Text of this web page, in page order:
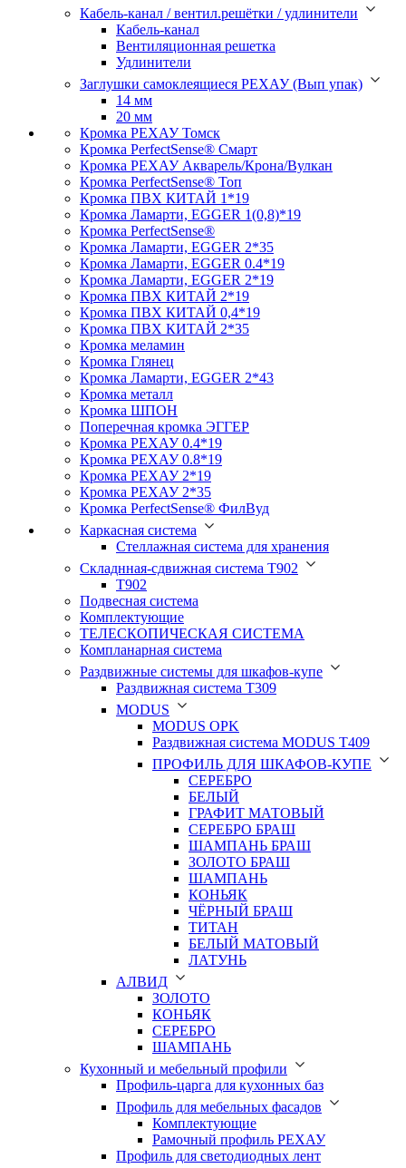
Кабель-канал / вентил.решётки / удлинители
Кабель-канал
Вентиляционная решетка
Удлинители
Заглушки самоклеящиеся РЕХАУ (Вып упак)
14 мм
20 мм
Кромка PЕХАУ Томск
Кромка PerfectSense® Смарт
Кромка PЕХАУ Акварель/Крона/Вулкан
Кромка PerfectSense® Топ
Кромка ПВХ КИТАЙ 1*19
Кромка Ламарти, EGGER 1(0,8)*19
Кромка PerfectSense®
Кромка Ламарти, EGGER 2*35
Кромка Ламарти, EGGER 0.4*19
Кромка Ламарти, EGGER 2*19
Кромка ПВХ КИТАЙ 2*19
Кромка ПВХ КИТАЙ 0,4*19
Кромка ПВХ КИТАЙ 2*35
Кромка меламин
Кромка Глянец
Кромка Ламарти, EGGER 2*43
Кромка металл
Кромка ШПОН
Поперечная кромка ЭГГЕР
Кромка PЕХАУ 0.4*19
Кромка PЕХАУ 0.8*19
Кромка PЕХАУ 2*19
Кромка PЕХАУ 2*35
Кромка PerfectSense® ФилВуд
Каркасная система
Стеллажная система для хранения
Складнная-сдвижная система Т902
T902
Подвесная система
Комплектующие
ТЕЛЕСКОПИЧЕСКАЯ СИСТЕМА
Компланарная система
Раздвижные системы для шкафов-купе
Раздвижная система Т309
MODUS
MODUS OPK
Раздвижная система MODUS T409
ПРОФИЛЬ ДЛЯ ШКАФОВ-КУПЕ
СЕРЕБРО
БЕЛЫЙ
ГРАФИТ МАТОВЫЙ
СЕРЕБРО БРАШ
ШАМПАНЬ БРАШ
ЗОЛОТО БРАШ
ШАМПАНЬ
КОНЬЯК
ЧЁРНЫЙ БРАШ
ТИТАН
БЕЛЫЙ МАТОВЫЙ
ЛАТУНЬ
АЛВИД
ЗОЛОТО
КОНЬЯК
СЕРЕБРО
ШАМПАНЬ
Кухонный и мебельный профили
Профиль-царга для кухонных баз
Профиль для мебельных фасадов
Комплектующие
Рамочный профиль РЕХАУ
Профиль для светодиодных лент